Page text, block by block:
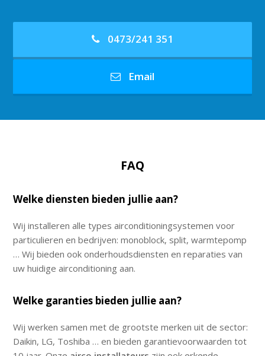
0473/241 351
Email
FAQ
Welke diensten bieden jullie aan?
Wij installeren alle types airconditioningsystemen voor
particulieren en bedrijven: monoblock, split, warmtepomp
… Wij bieden ook onderhoudsdiensten en reparaties van
uw huidige airconditioning aan.
Welke garanties bieden jullie aan?
Wij werken samen met de grootste merken uit de sector:
Daikin, LG, Toshiba … en bieden garantievoorwaarden tot